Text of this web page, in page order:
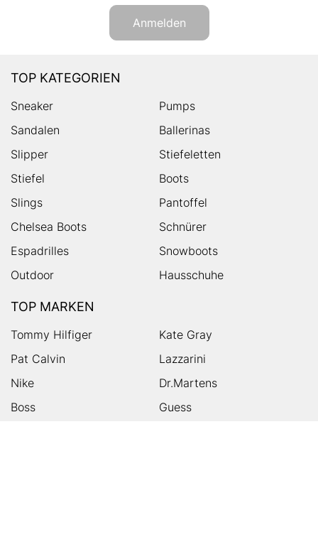
Anmelden
TOP KATEGORIEN
Sneaker
Pumps
Sandalen
Ballerinas
Slipper
Stiefeletten
Stiefel
Boots
Slings
Pantoffel
Chelsea Boots
Schnürer
Espadrilles
Snowboots
Outdoor
Hausschuhe
TOP MARKEN
Tommy Hilfiger
Kate Gray
Pat Calvin
Lazzarini
Nike
Dr.Martens
Boss
Guess